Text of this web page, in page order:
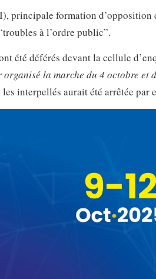
principale formation d’opposition
à l’ordre public”.
été déférés devant la cellule
organisé la marche du 4 octobre et
interpellés aurait été arrêtée par